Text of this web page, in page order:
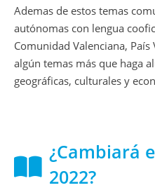
Ademas de estos temas
autónomas con lengua
Comunidad Valenciana,
algún temas más que haga
geográficas, culturales y
¿Cambiará
2022?